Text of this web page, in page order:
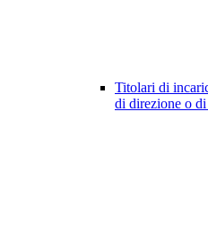
Titolari di
di direzione o